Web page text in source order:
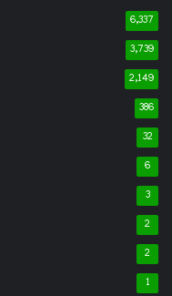
6,337
3,739
2,149
386
32
6
3
2
2
1